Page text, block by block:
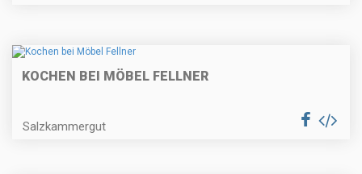
KOCHEN BEI MÖBEL FELLNER
Salzkammergut